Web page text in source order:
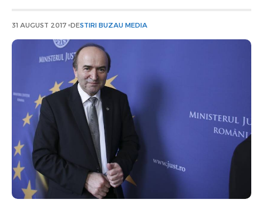
31 AUGUST 2017 DESTIRI BUZAU MEDIA